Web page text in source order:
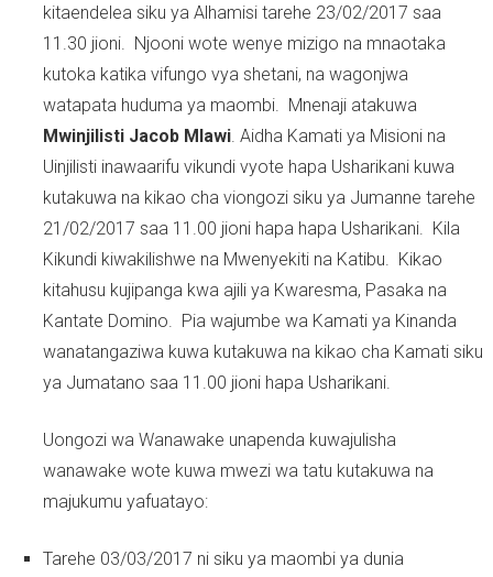
kitaendelea siku ya Alhamisi tarehe 23/02/2017 saa
11.30 jioni. Njooni wote wenye mizigo na mnaotaka
kutoka katika vifungo vya shetani, na wagonjwa
watapata huduma ya maombi. Mnenaji atakuwa
Mwinjilisti Jacob Mlawi. Aidha Kamati ya Misioni na
Uinjilisti inawaarifu vikundi vyote hapa Usharikani kuwa
kutakuwa na kikao cha viongozi siku ya Jumanne tarehe
21/02/2017 saa 11.00 jioni hapa hapa Usharikani. Kila
Kikundi kiwakilishwe na Mwenyekiti na Katibu. Kikao
kitahusu kujipanga kwa ajili ya Kwaresma, Pasaka na
Kantate Domino. Pia wajumbe wa Kamati ya Kinanda
wanatangaziwa kuwa kutakuwa na kikao cha Kamati siku
ya Jumatano saa 11.00 jioni hapa Usharikani.
Uongozi wa Wanawake unapenda kuwajulisha
wanawake wote kuwa mwezi wa tatu kutakuwa na
majukumu yafuatayo:
Tarehe 03/03/2017 ni siku ya maombi ya dunia